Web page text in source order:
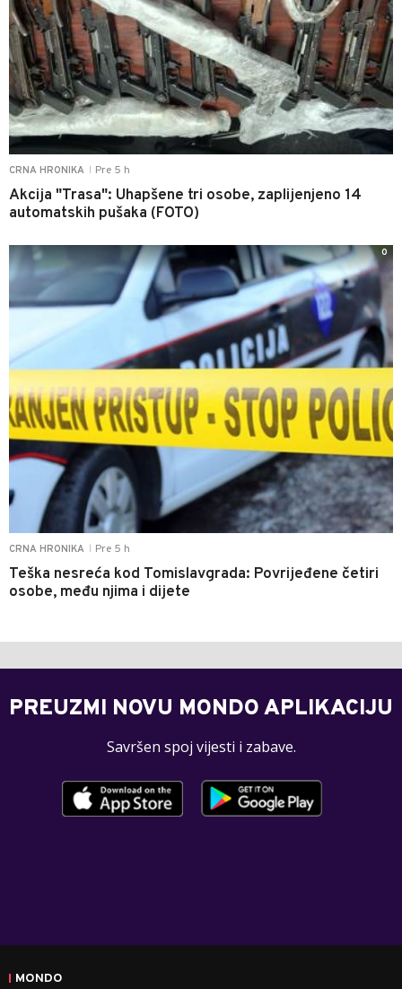
CRNA HRONIKA Pre 5 h
Akcija "Trasa": Uhapšene tri osobe, zaplijenjeno 14
automatskih pušaka (FOTO)
CRNA HRONIKA Pre 5 h
Teška nesreća kod Tomislavgrada: Povrijeđene četiri
osobe, među njima i dijete
0
PREUZMI NOVU MONDO APLIKACIJU
Savršen spoj vijesti i zabave.
MONDO